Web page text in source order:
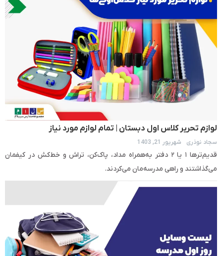
لوازم تحریر کلاس اول دبستان | تمام لوازم مورد نیاز
سجاد نوذری شهریور 21, 1403
قدیم‌ترها ۱ یا ۲ دفتر به‌همراه مداد، پاک‌کن، تراش و خط‌کش در کیفمان
می‌گذاشتند و راهی مدرسه‌مان می‌کردند.